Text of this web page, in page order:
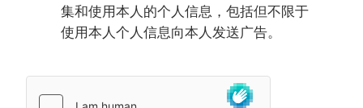
集和使用本人的个人信息，包括但不限于
使用本人个人信息向本人发送广告。